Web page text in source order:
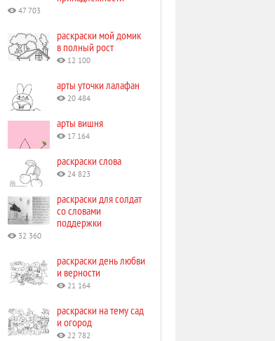
47 703
раскраски мой домик
в полный рост
12 100
арты уточки лалафан
20 484
арты вишня
17 164
раскраски слова
24 823
раскраски для солдат
со словами
поддержки
32 360
раскраски день любви
и верности
21 164
раскраски на тему сад
и огород
22 782